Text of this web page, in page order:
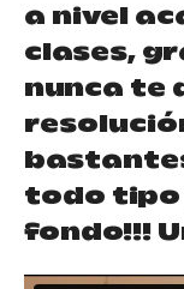
a nivel
clases,
nunca te
todo tipo
fondo!!!